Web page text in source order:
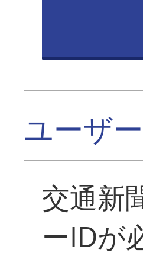
ユーザ
交通新
ーIDが